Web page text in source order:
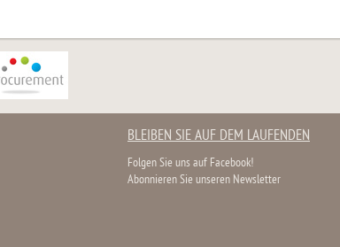
BLEIBEN SIE AUF DEM LAUFENDEN
Folgen Sie uns auf Facebook!
Abonnieren Sie unseren Newsletter